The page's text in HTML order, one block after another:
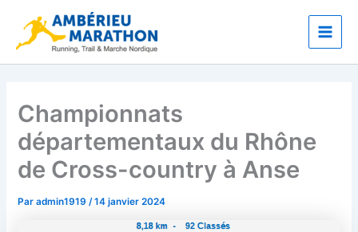
contenu
Main
Championnats
départementaux du Rhône
de Cross-country à Anse
Paradmin1919/14 janvier 2024